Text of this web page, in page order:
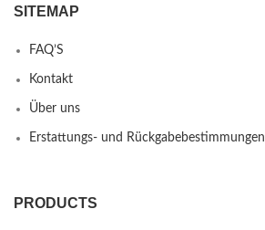
SITEMAP
FAQ’S
Kontakt
Über uns
Erstattungs- und Rückgabebestimmungen
PRODUCTS